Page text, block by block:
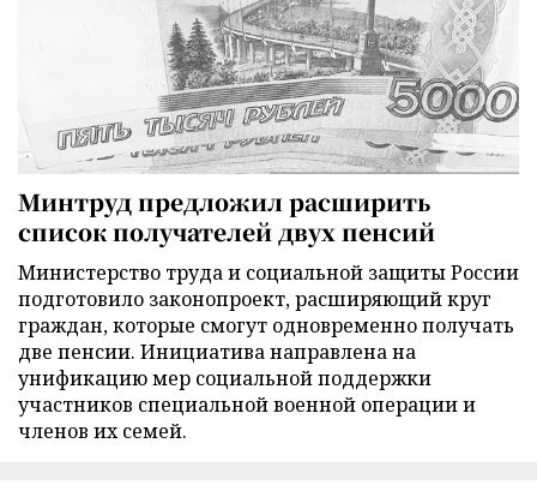
Минтруд предложил расширить
список получателей двух пенсий
Министерство труда и социальной защиты России
подготовило законопроект, расширяющий круг
граждан, которые смогут одновременно получать
две пенсии. Инициатива направлена на
унификацию мер социальной поддержки
участников специальной военной операции и
членов их семей.